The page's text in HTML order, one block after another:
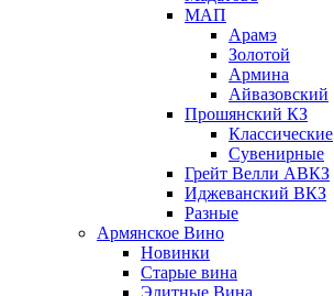
МАП
Арамэ
Золотой
Армина
Айвазовский
Прошянский КЗ
Классические
Сувенирные
Грейт Велли АВКЗ
Иджеванский ВКЗ
Разные
Армянское Вино
Новинки
Старые вина
Элитные Вина